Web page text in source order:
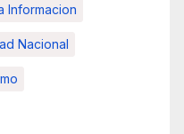
Informacion
Nacional